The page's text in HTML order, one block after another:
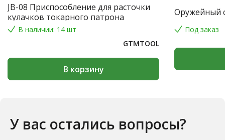
JB-08 Приспособление для расточки
кулачков токарного патрона
В наличии: 14 шт
GTMTOOL
В корзину
Оружейный
Под заказ
У вас остались вопросы?